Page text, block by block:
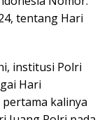
tentang Hari
institusi Polri
Hari
kalinya